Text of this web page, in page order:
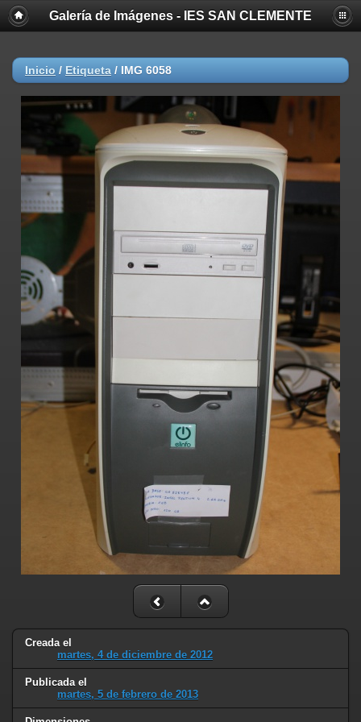
Galería de Imágenes - IES SAN CLEMENTE
Inicio / Etiqueta / IMG 6058
Creada el
martes, 4 de diciembre de 2012
Publicada el
martes, 5 de febrero de 2013